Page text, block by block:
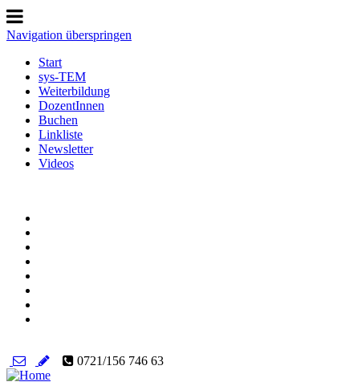
Navigation überspringen
Start
sys-TEM
Weiterbildung
DozentInnen
Buchen
Linkliste
Newsletter
Videos
0721/156 746 63